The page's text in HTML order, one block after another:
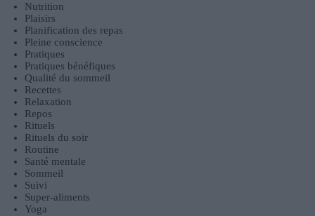
Nutrition
Plaisirs
Planification des repas
Pleine conscience
Pratiques
Pratiques bénéfiques
Qualité du sommeil
Recettes
Relaxation
Repos
Rituels
Rituels du soir
Routine
Santé mentale
Sommeil
Suivi
Super-aliments
Yoga